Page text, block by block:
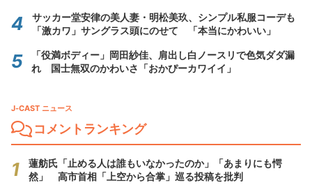
サッカー堂安律の美人妻・明松美玖、シンプル私服コーデも
「激カワ」サングラス頭にのせて 「本当にかわいい」
「役満ボディー」岡田紗佳、肩出し白ノースリで色気ダダ漏
れ 国士無双のかわいさ「おかぴーカワイイ」
J-CAST ニュース
コメントランキング
蓮舫氏「止める人は誰もいなかったのか」「あまりにも愕
然」 高市首相「上空から合掌」巡る投稿を批判